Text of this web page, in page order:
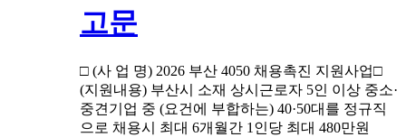
고문
□ (사 업 명) 2026 부산 4050 채용촉진 지원사업□
(지원내용) 부산시 소재 상시근로자 5인 이상 중소·
중견기업 중 (요건에 부합하는) 40·50대를 정규직
으로 채용시 최대 6개월간 1인당 최대 480만원